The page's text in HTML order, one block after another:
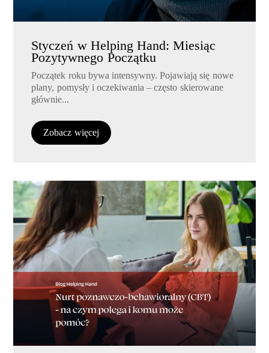
Styczeń w Helping Hand: Miesiąc
Pozytywnego Początku
Początek roku bywa intensywny. Pojawiają się nowe
plany, pomysły i oczekiwania – często skierowane
głównie...
Zobacz więcej